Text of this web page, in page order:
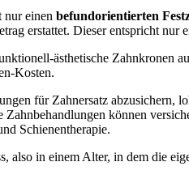
nur einen befundorientierten
erstattet. Dieser entspricht
ästhetische Zahnkronen
Kosten.
für Zahnersatz abzusichern,
Zahnbehandlungen können
Schienentherapie.
also in einem Alter, in dem die